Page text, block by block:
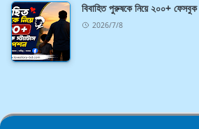
বিবাহিত পুরুষকে নিয়ে ২০০+
2026/7/8